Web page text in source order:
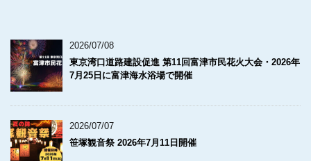
2026/07/08
東京湾口道路建設促進 第11回富津市民花火大会・2026年
7月25日に富津海水浴場で開催
2026/07/07
笹塚観音祭 2026年7月11日開催